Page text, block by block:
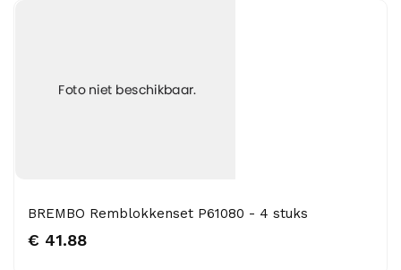
BREMBO Remblokkenset P61080 - 4 stuks
€ 41.88